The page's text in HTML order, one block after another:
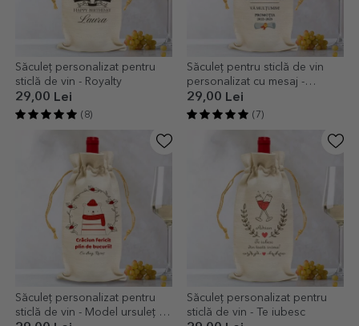
Săculeț personalizat pentru
sticlă de vin - Royalty
29,00 Lei
(8)
Săculeț pentru sticlă de vin
personalizat cu mesaj -
Absolvire
29,00 Lei
(7)
Săculeț personalizat pentru
sticlă de vin - Model ursuleț de
Săculeț personalizat pentru
sticlă de vin - Te iubesc